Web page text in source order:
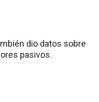
dio datos sobre
pasivos.